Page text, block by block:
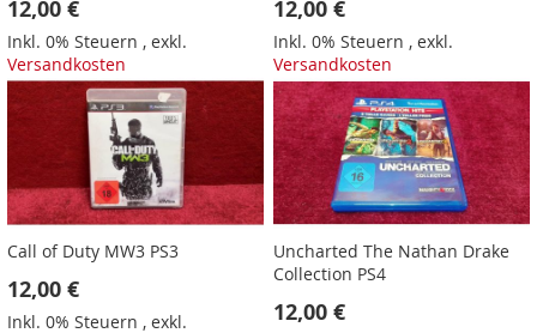
12,00 €
Inkl. 0% Steuern , exkl.
Versandkosten
12,00 €
Inkl. 0% Steuern ,exkl.
Versandkosten
Call of Duty MW3 PS3
12,00 €
Inkl. 0% Steuern , exkl.
Uncharted The Nathan Drake
Collection PS4
12,00 €